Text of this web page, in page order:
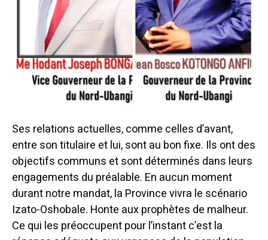
Ses relations actuelles, comme celles d’avant,
entre son titulaire et lui, sont au bon fixe. Ils ont des
objectifs communs et sont déterminés dans leurs
engagements du préalable. En aucun moment
durant notre mandat, la Province vivra le scénario
Izato-Oshobale. Honte aux prophètes de malheur.
Ce qui les préoccupent pour l’instant c’est la